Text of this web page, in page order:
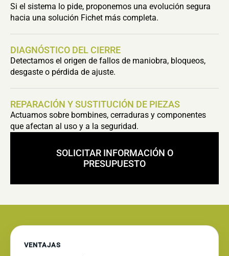
Si el sistema lo pide, proponemos una evolución segura
hacia una solución Fichet más completa.
DIAGNÓSTICO DEL CIERRE
Detectamos el origen de fallos de maniobra, bloqueos,
desgaste o pérdida de ajuste.
REPARACIÓN Y SUSTITUCIÓN DE PIEZAS
Actuamos sobre bombines, cerraduras y componentes
que afectan al uso y a la seguridad.
SOLICITAR INFORMACIÓN O
PRESUPUESTO
VENTAJAS